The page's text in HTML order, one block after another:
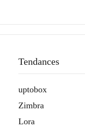
Tendances
uptobox
Zimbra
Lora